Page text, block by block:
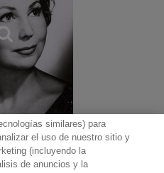
similares) para
el uso de nuestro sitio y
(incluyendo la
de anuncios y la